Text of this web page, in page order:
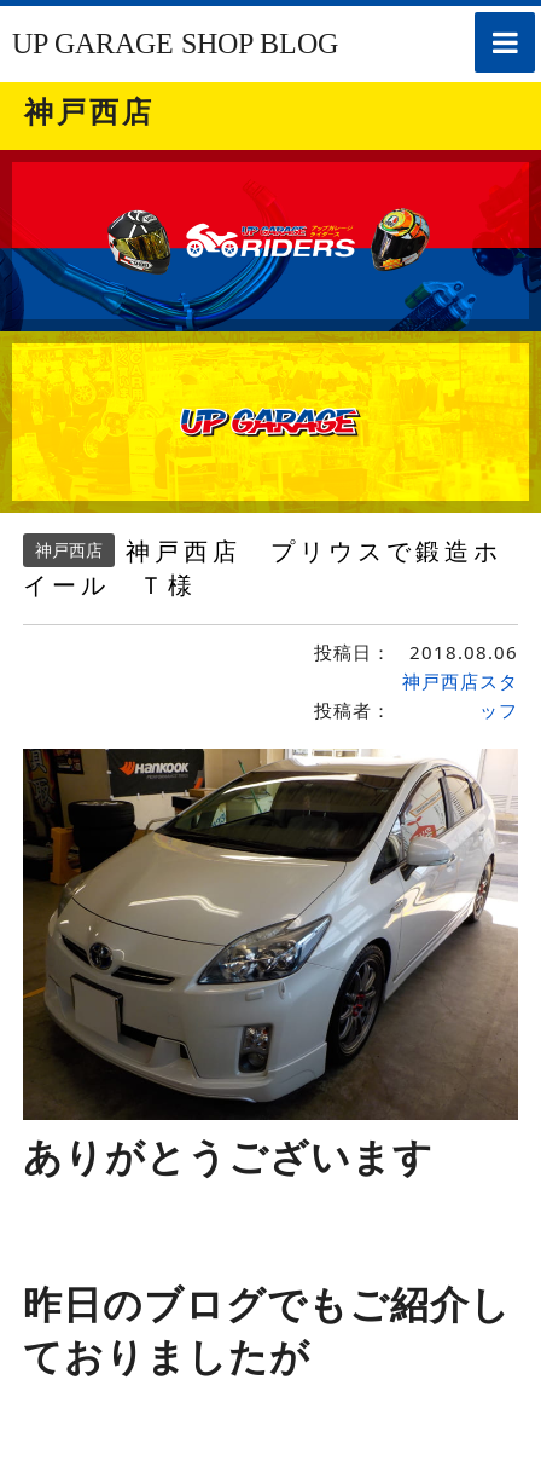
toggle
UP GARAGE SHOP BLOG
神戸西店
神戸西店
神戸西店 プリウスで鍛造ホ
イール Ｔ様
投稿日： 2018.08.06
投稿者：
神戸西店スタ
ッフ
ありがとうございます
昨日のブログでもご紹介し
ておりましたが